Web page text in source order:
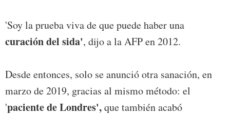
'Soy la prueba viva de que puede haber una
curación del sida', dijo a la AFP en 2012.
Desde entonces, solo se anunció otra sanación, en
marzo de 2019, gracias al mismo método: el
'paciente de Londres',que también acabó